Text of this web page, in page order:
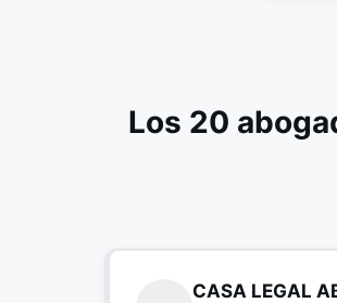
Los 20
CASA LEGAL